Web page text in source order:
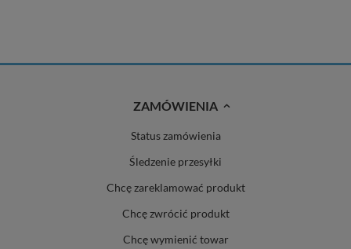
ZAMÓWIENIA
Status zamówienia
Śledzenie przesyłki
Chcę zareklamować produkt
Chcę zwrócić produkt
Chcę wymienić towar